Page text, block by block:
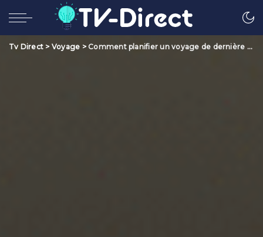
Tv Direct > Voyage >Comment planifier un voyage de dernière minute sans stress